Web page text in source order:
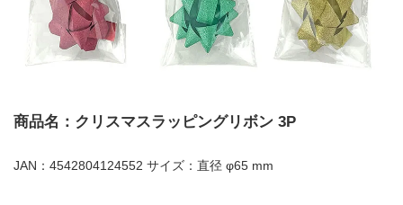
商品名：クリスマスラッピングリボン 3P
JAN：4542804124552 サイズ：直径 φ65 mm